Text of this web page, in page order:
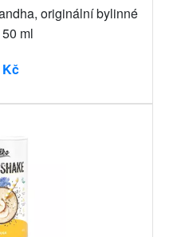
originální bylinné
ml
Kč